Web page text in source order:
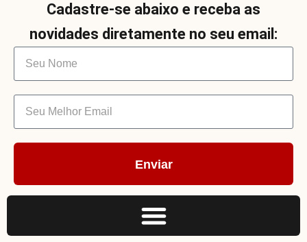
Cadastre-se abaixo e receba as
novidades diretamente no seu email:
Enviar